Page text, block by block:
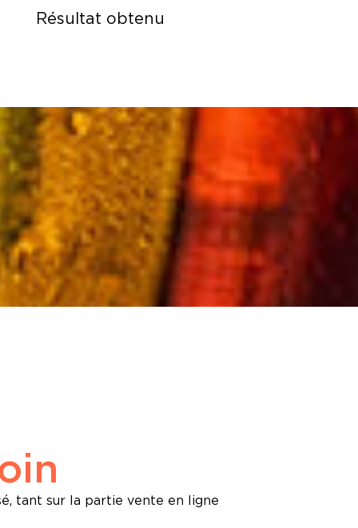
Résultat obtenu
tant sur la partie vente en ligne